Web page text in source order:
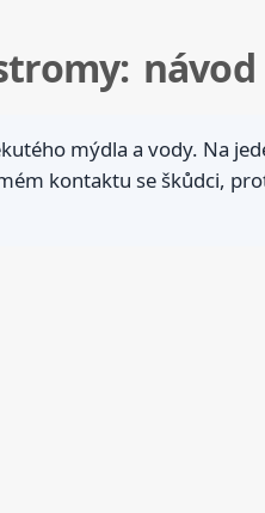
návod
mýdla a vody. Na
kontaktu se škůdci,